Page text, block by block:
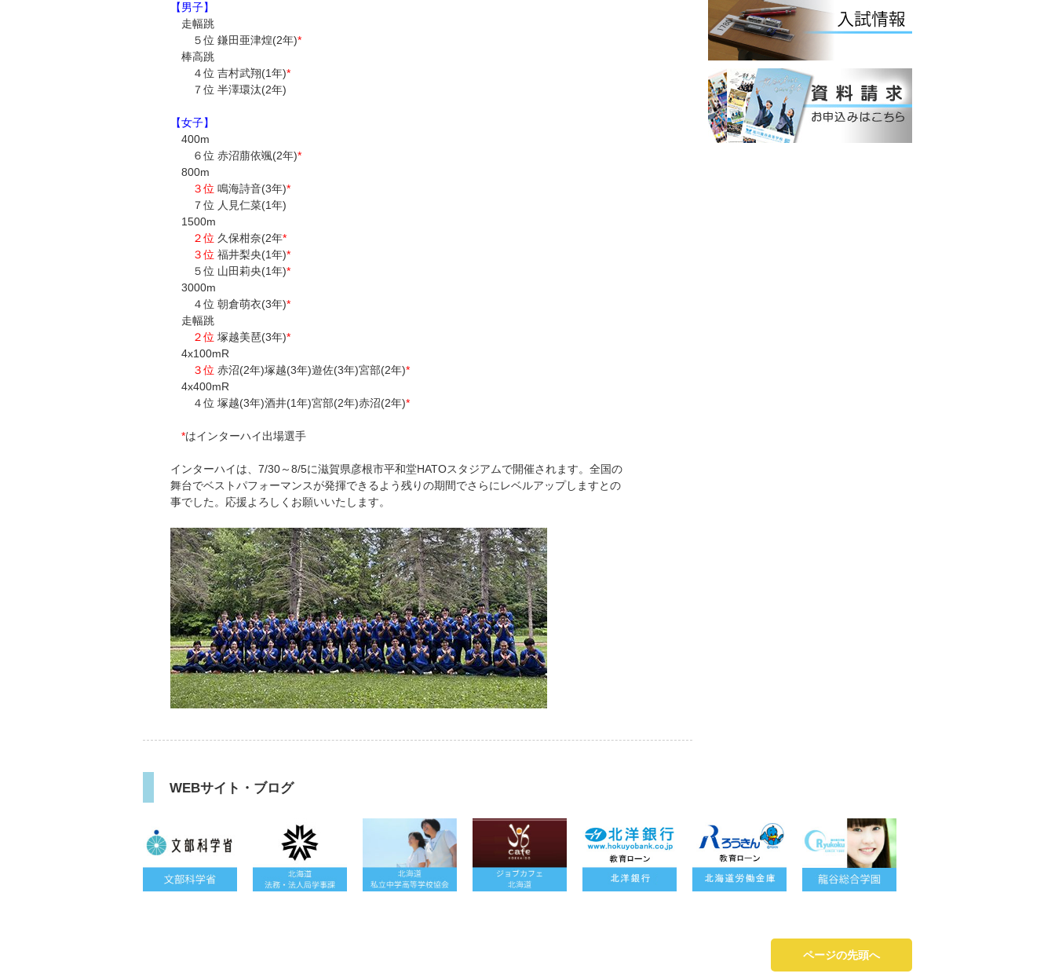
【男子】
走幅跳
５位 鎌田亜津煌(2年)*
棒高跳
４位 吉村武翔(1年)*
７位 半澤環汰(2年)
【女子】
400m
６位 赤沼萠依颯(2年)*
800m
３位 鳴海詩音(3年)*
７位 人見仁菜(1年)
1500m
２位 久保柑奈(2年*
３位 福井梨央(1年)*
５位 山田莉央(1年)*
3000m
４位 朝倉萌衣(3年)*
走幅跳
２位 塚越美琶(3年)*
4x100mR
３位 赤沼(2年)塚越(3年)遊佐(3年)宮部(2年)*
4x400mR
４位 塚越(3年)酒井(1年)宮部(2年)赤沼(2年)*
*はインターハイ出場選手
インターハイは、7/30～8/5に滋賀県彦根市平和堂HATOスタジアムで開催されます。全国の
舞台でベストパフォーマンスが発揮できるよう残りの期間でさらにレベルアップしますとの
事でした。応援よろしくお願いいたします。
WEBサイト・ブログ
ページの先頭へ